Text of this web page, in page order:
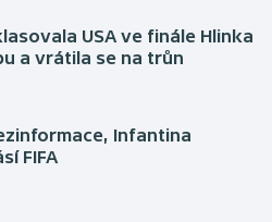
USA ve finále Hlinka
a vrátila se na trůn
Infantina
FIFA